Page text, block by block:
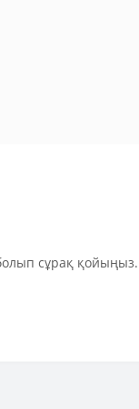
сұрақ қойыңыз.